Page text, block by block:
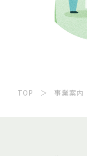
TOP 事業案内